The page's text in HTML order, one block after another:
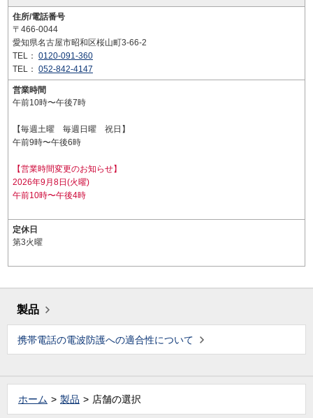
住所/電話番号
〒466-0044
愛知県名古屋市昭和区桜山町3-66-2
TEL： 0120-091-360
TEL： 052-842-4147
営業時間
午前10時〜午後7時
【毎週土曜 毎週日曜 祝日】
午前9時〜午後6時
【営業時間変更のお知らせ】
2026年9月8日(火曜)
午前10時〜午後4時
定休日
第3火曜
製品
携帯電話の電波防護への適合性について
ホーム 製品 店舗の選択